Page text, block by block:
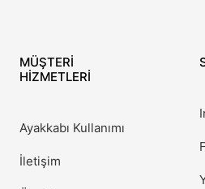
MÜŞTERİ
HİZMETLERİ
Ayakkabı Kullanımı
İletişim